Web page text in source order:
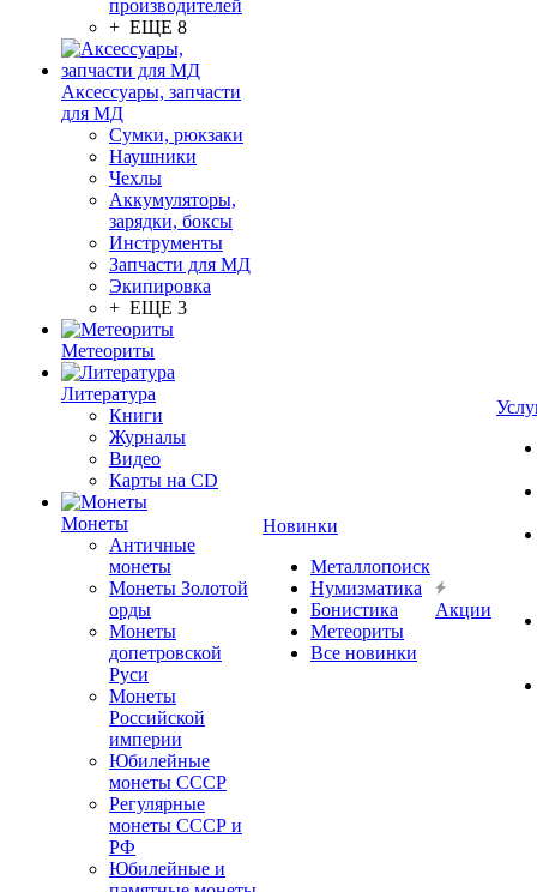
производителей
+ ЕЩЕ 8
Аксессуары, запчасти
для МД
Сумки, рюкзаки
Наушники
Чехлы
Аккумуляторы,
зарядки, боксы
Инструменты
Запчасти для МД
Экипировка
+ ЕЩЕ 3
Метеориты
Литература
Книги
Журналы
Видео
Карты на CD
Монеты
Античные
монеты
Монеты Золотой
орды
Монеты
допетровской
Руси
Монеты
Российской
империи
Юбилейные
монеты СССР
Регулярные
монеты СССР и
РФ
Юбилейные и
Новинки
Металлопоиск
Нумизматика
Бонистика
Метеориты
Все новинки
Акции